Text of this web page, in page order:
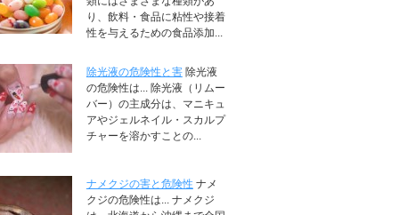
り、飲料・食品に粘性や接着
性を与えるための食品添加...
除光液の危険性と害 除光液
の危険性は... 除光液（リムー
バー）の主成分は、マニキュ
アやジェルネイル・スカルプ
チャーを溶かすことの...
ナメクジの害と危険性 ナメ
クジの危険性は... ナメクジ